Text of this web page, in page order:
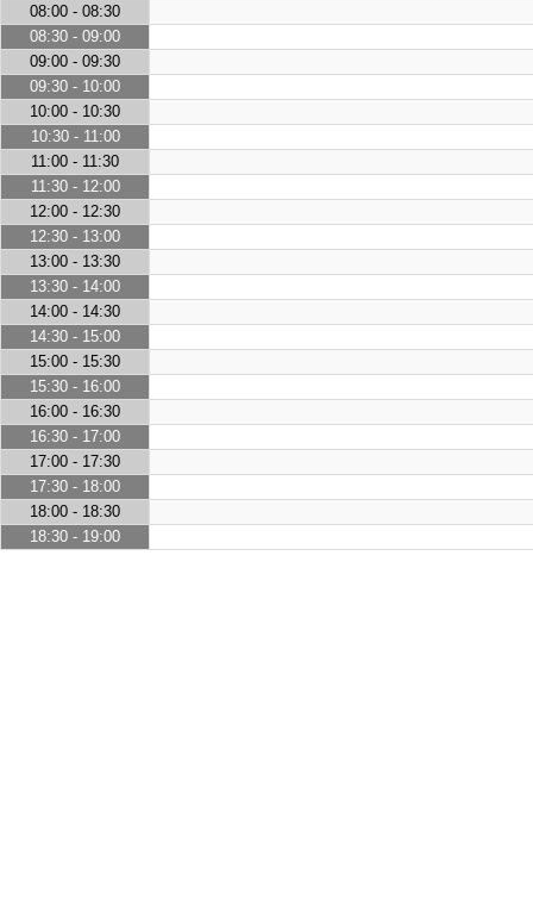
08:00 - 08:30
08:30 - 09:00
09:00 - 09:30
09:30 - 10:00
10:00 - 10:30
10:30 - 11:00
11:00 - 11:30
11:30 - 12:00
12:00 - 12:30
12:30 - 13:00
13:00 - 13:30
13:30 - 14:00
14:00 - 14:30
14:30 - 15:00
15:00 - 15:30
15:30 - 16:00
16:00 - 16:30
16:30 - 17:00
17:00 - 17:30
17:30 - 18:00
18:00 - 18:30
18:30 - 19:00